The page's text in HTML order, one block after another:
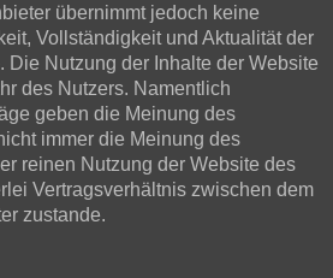
übernimmt jedoch keine
Vollständigkeit und Aktualität der
Die Nutzung der Inhalte der Website
des Nutzers. Namentlich
geben die Meinung des
immer die Meinung des
reinen Nutzung der Website des
Vertragsverhältnis zwischen dem
zustande.